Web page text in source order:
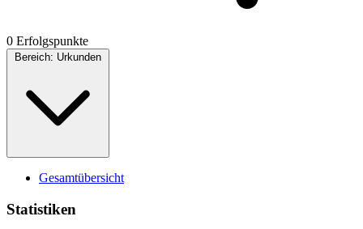
0 Erfolgspunkte
Bereich: Urkunden
Gesamtübersicht
Statistiken